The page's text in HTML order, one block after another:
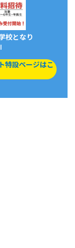
校となり
特設ページはこ